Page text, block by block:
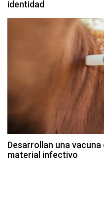
identidad
Desarrollan una
material infectivo